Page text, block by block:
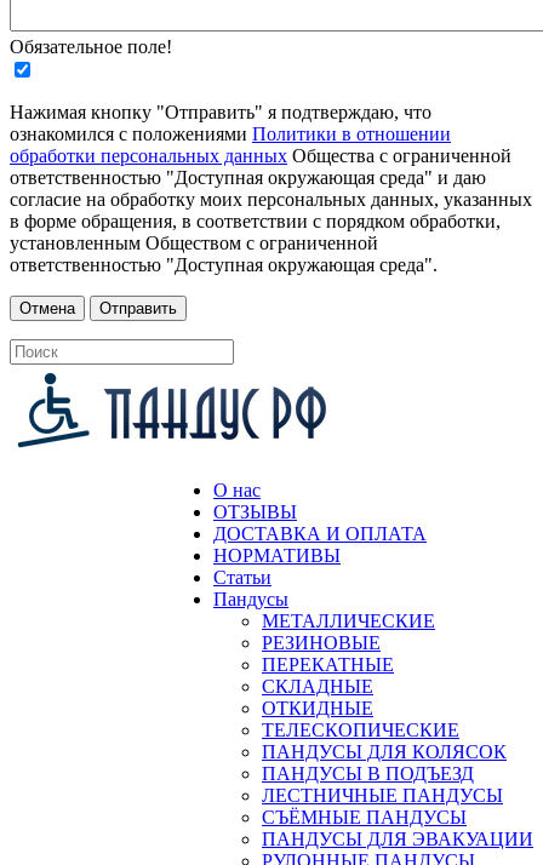
Обязательное поле!
Нажимая кнопку "Отправить" я подтверждаю, что
ознакомился с положениями Политики в отношении
обработки персональных данных Общества с ограниченной
ответственностью "Доступная окружающая среда" и даю
согласие на обработку моих персональных данных, указанных
в форме обращения, в соответствии с порядком обработки,
установленным Обществом с ограниченной
ответственностью "Доступная окружающая среда".
О нас
ОТЗЫВЫ
ДОСТАВКА И ОПЛАТА
НОРМАТИВЫ
Статьи
Пандусы
МЕТАЛЛИЧЕСКИЕ
РЕЗИНОВЫЕ
ПЕРЕКАТНЫЕ
СКЛАДНЫЕ
ОТКИДНЫЕ
ТЕЛЕСКОПИЧЕСКИЕ
ПАНДУСЫ ДЛЯ КОЛЯСОК
ПАНДУСЫ В ПОДЪЕЗД
ЛЕСТНИЧНЫЕ ПАНДУСЫ
CЪЁМНЫЕ ПАНДУСЫ
ПАНДУСЫ ДЛЯ ЭВАКУАЦИИ
РУЛОННЫЕ ПАНДУСЫ